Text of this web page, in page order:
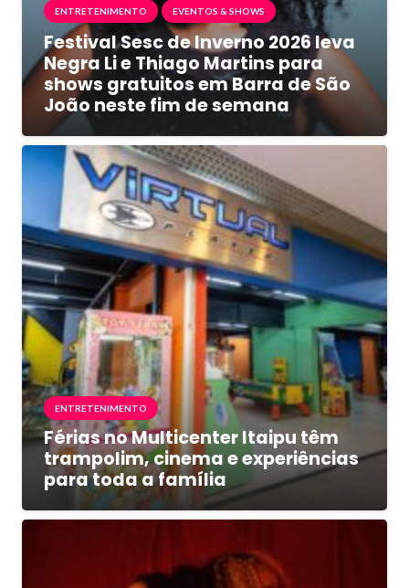
ENTRETENIMENTO EVENTOS & SHOWS
Festival Sesc de Inverno 2026 leva
Negra Li e Thiago Martins para
shows gratuitos em Barra de São
João neste fim de semana
ENTRETENIMENTO
Férias no Multicenter Itaipu têm
trampolim, cinema e experiências
para toda a família